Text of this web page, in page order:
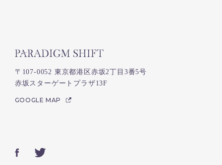
〒107-0052 東京都港区赤坂2丁目3番5号
赤坂スターゲートプラザ13F
GOOGLE MAP